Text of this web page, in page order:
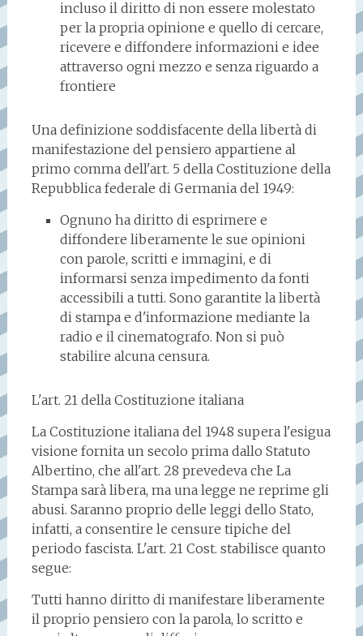
incluso il diritto di non essere molestato
per la propria opinione e quello di cercare,
ricevere e diffondere informazioni e idee
attraverso ogni mezzo e senza riguardo a
frontiere
Una definizione soddisfacente della libertà di
manifestazione del pensiero appartiene al
primo comma dell'art. 5 della Costituzione della
Repubblica federale di Germania del 1949:
Ognuno ha diritto di esprimere e
diffondere liberamente le sue opinioni
con parole, scritti e immagini, e di
informarsi senza impedimento da fonti
accessibili a tutti. Sono garantite la libertà
di stampa e d'informazione mediante la
radio e il cinematografo. Non si può
stabilire alcuna censura.
L'art. 21 della Costituzione italiana
La Costituzione italiana del 1948 supera l'esigua
visione fornita un secolo prima dallo Statuto
Albertino, che all'art. 28 prevedeva che La
Stampa sarà libera, ma una legge ne reprime gli
abusi. Saranno proprio delle leggi dello Stato,
infatti, a consentire le censure tipiche del
periodo fascista. L'art. 21 Cost. stabilisce quanto
segue:
Tutti hanno diritto di manifestare liberamente
il proprio pensiero con la parola, lo scritto e